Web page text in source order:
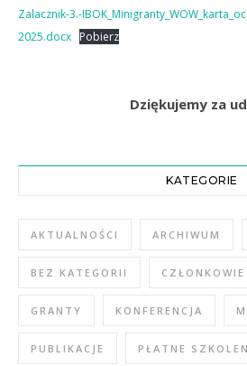
Zalacznik-3.-
2025.docx Pobierz
Dziękujemy za
KATEGORIE
AKTUALNOŚCI ARCHIWUM
BEZ KATEGORII CZŁONKOWIE
GRANTY KONFERENCJA
PUBLIKACJE PŁATNE